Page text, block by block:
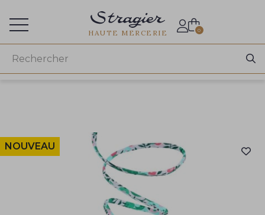
HAUTE MERCERIE 0
NOUVEAU